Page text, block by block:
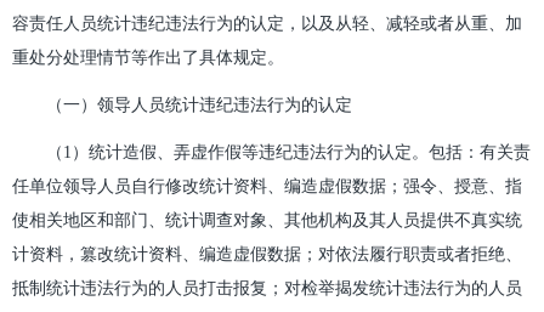
容责任人员统计违纪违法行为的认定，以及从轻、减轻或者从重、加
重处分处理情节等作出了具体规定。
（一）领导人员统计违纪违法行为的认定
（1）统计造假、弄虚作假等违纪违法行为的认定。包括：有关责
任单位领导人员自行修改统计资料、编造虚假数据；强令、授意、指
使相关地区和部门、统计调查对象、其他机构及其人员提供不真实统
计资料，篡改统计资料、编造虚假数据；对依法履行职责或者拒绝、
抵制统计违法行为的人员打击报复；对检举揭发统计违法行为的人员